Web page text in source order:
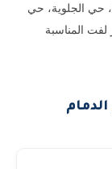
حي الجلوية، حي
لفت المناسبة